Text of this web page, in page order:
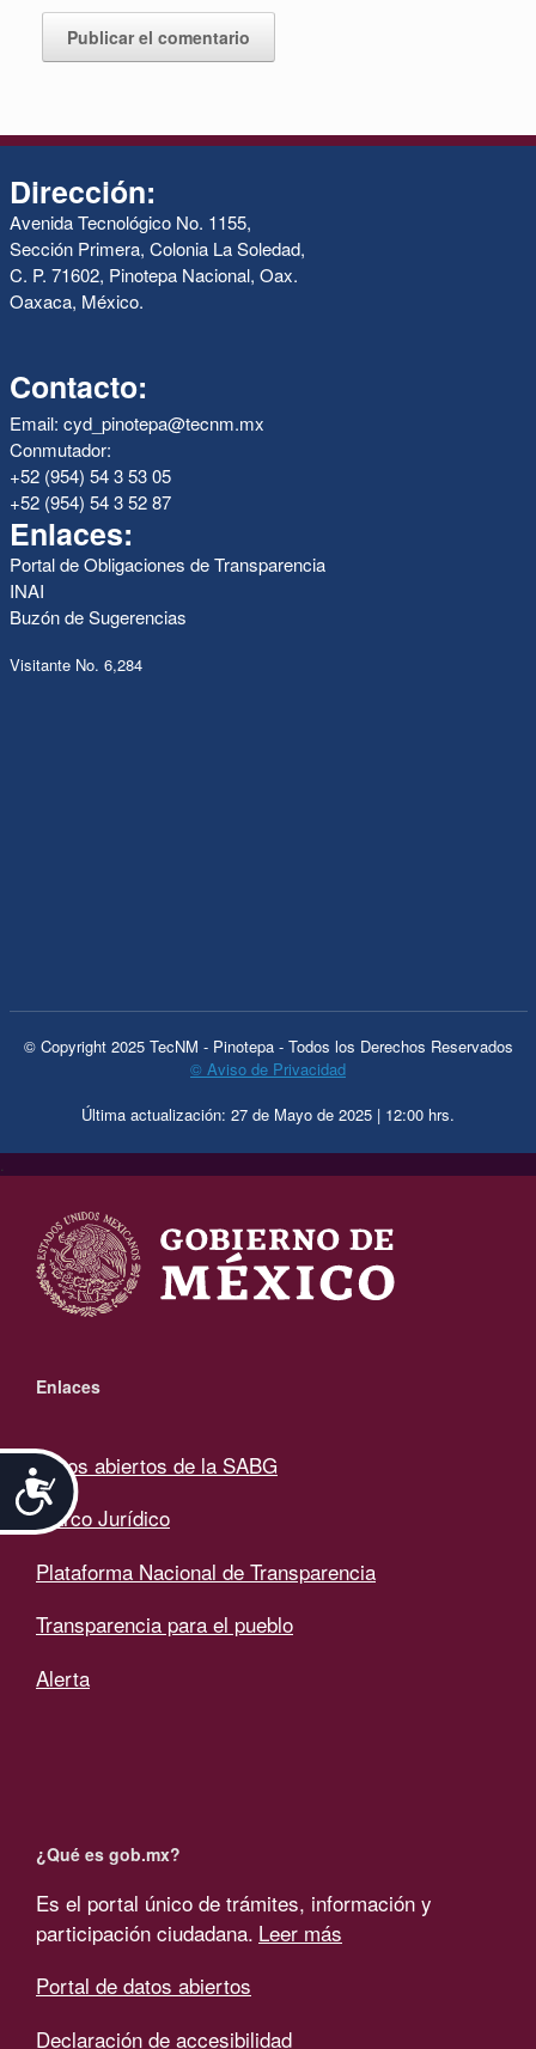
Accesibilidad
Dirección:
Avenida Tecnológico No. 1155,
Sección Primera, Colonia La Soledad,
C. P. 71602, Pinotepa Nacional, Oax.
Oaxaca, México.
Contacto:
Email: cyd_pinotepa@tecnm.mx
Conmutador:
+52 (954) 54 3 53 05
+52 (954) 54 3 52 87
Enlaces:
Portal de Obligaciones de Transparencia
INAI
Buzón de Sugerencias
Visitante No. 6,284
© Copyright 2025 TecNM - Pinotepa - Todos los Derechos Reservados
© Aviso de Privacidad
Última actualización: 27 de Mayo de 2025 | 12:00 hrs.
Enlaces
Datos abiertos de la SABG
Marco Jurídico
Plataforma Nacional de Transparencia
Transparencia para el pueblo
Alerta
¿Qué es gob.mx?
Es el portal único de trámites, información y
participación ciudadana. Leer más
Portal de datos abiertos
Declaración de accesibilidad